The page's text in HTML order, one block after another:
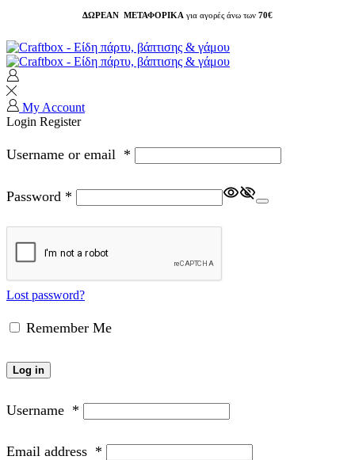
ΔΩΡΕΑΝ ΜΕΤΑΦΟΡΙΚΑ για αγορές άνω των 70€
My Account
Login Register
Username or email *
Password *
Lost password?
Remember Me
Log in
Username *
Email address *